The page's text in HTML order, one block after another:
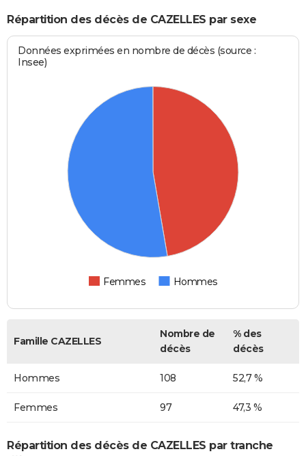
Répartition des décès de CAZELLES par sexe
Données exprimées en nombre de décès (source :
Insee)
Femmes Hommes
Famille CAZELLES
Nombre de
décès
% des
décès
Hommes 108 52,7 %
Femmes 97 47,3 %
Répartition des décès de CAZELLES par tranche